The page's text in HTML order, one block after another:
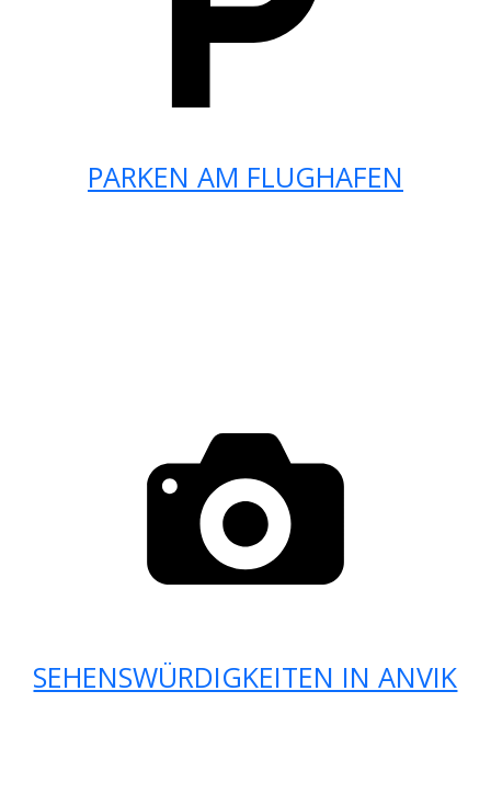
PARKEN AM FLUGHAFEN
SEHENSWÜRDIGKEITEN IN ANVIK